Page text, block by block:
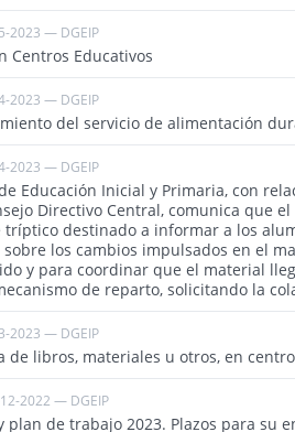
2023 — DGEIP
Centros Educativos
2023 — DGEIP
del servicio de alimentación
2023 — DGEIP
Educación Inicial y Primaria, con
Directivo Central, comunica que
destinado a informar a los
los cambios impulsados en el
y para coordinar que el material
de reparto, solicitando la
2023 — DGEIP
de libros, materiales u otros, en
2022 — DGEIP
plan de trabajo 2023. Plazos para su